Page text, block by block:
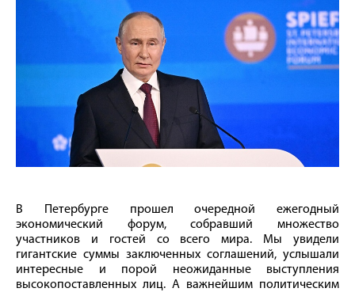
В Петербурге прошел очередной ежегодный
экономический форум, собравший множество
участников и гостей со всего мира. Мы увидели
гигантские суммы заключенных соглашений, услышали
интересные и порой неожиданные выступления
высокопоставленных лиц. А важнейшим политическим